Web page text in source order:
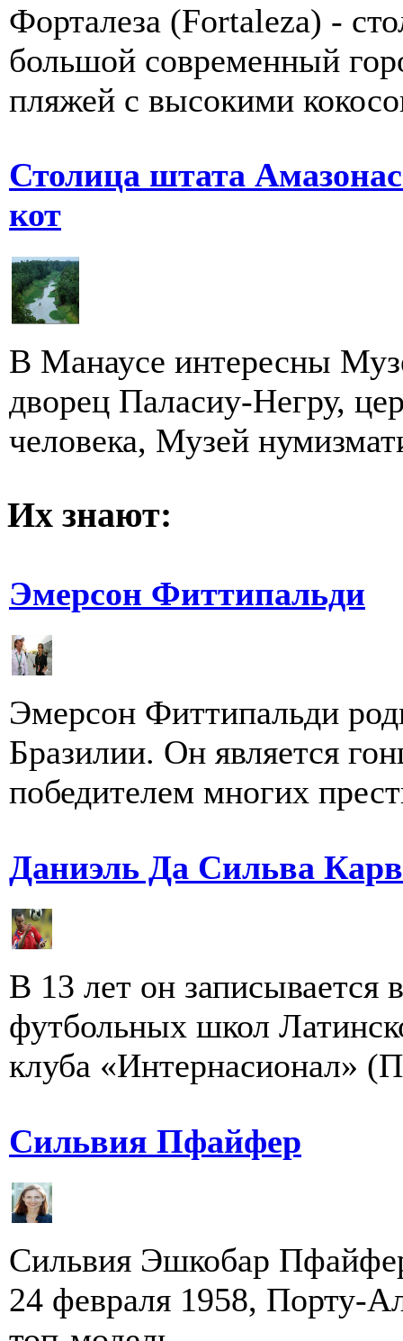
Форталеза (Fortaleza) -
большой современный
пляжей с высокими
Столица штата
кот
В Манаусе интересны
дворец Паласиу-Негру,
человека, Музей
Их знают:
Эмерсон Фиттипальди
Эмерсон Фиттипальди
Бразилии. Он является
победителем многих
Даниэль Да Сильва
В 13 лет он
футбольных школ
клуба «Интернасионал»
Сильвия Пфайфер
Сильвия Эшкобар
24 февраля 1958, Порту-